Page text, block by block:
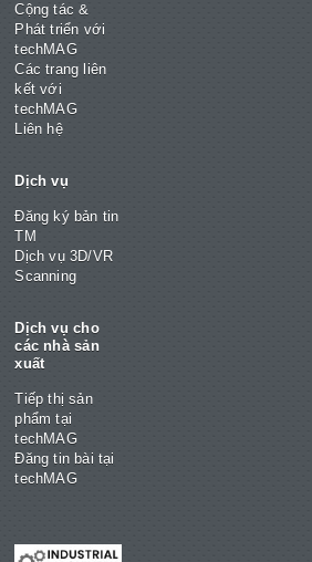
Cộng tác &
Phát triển với
techMAG
Các trang liên
kết với
techMAG
Liên hệ
Dịch vụ
Đăng ký bản tin
TM
Dịch vụ 3D/VR
Scanning
Dịch vụ cho
các nhà sản
xuất
Tiếp thị sản
phẩm tại
techMAG
Đăng tin bài tại
techMAG